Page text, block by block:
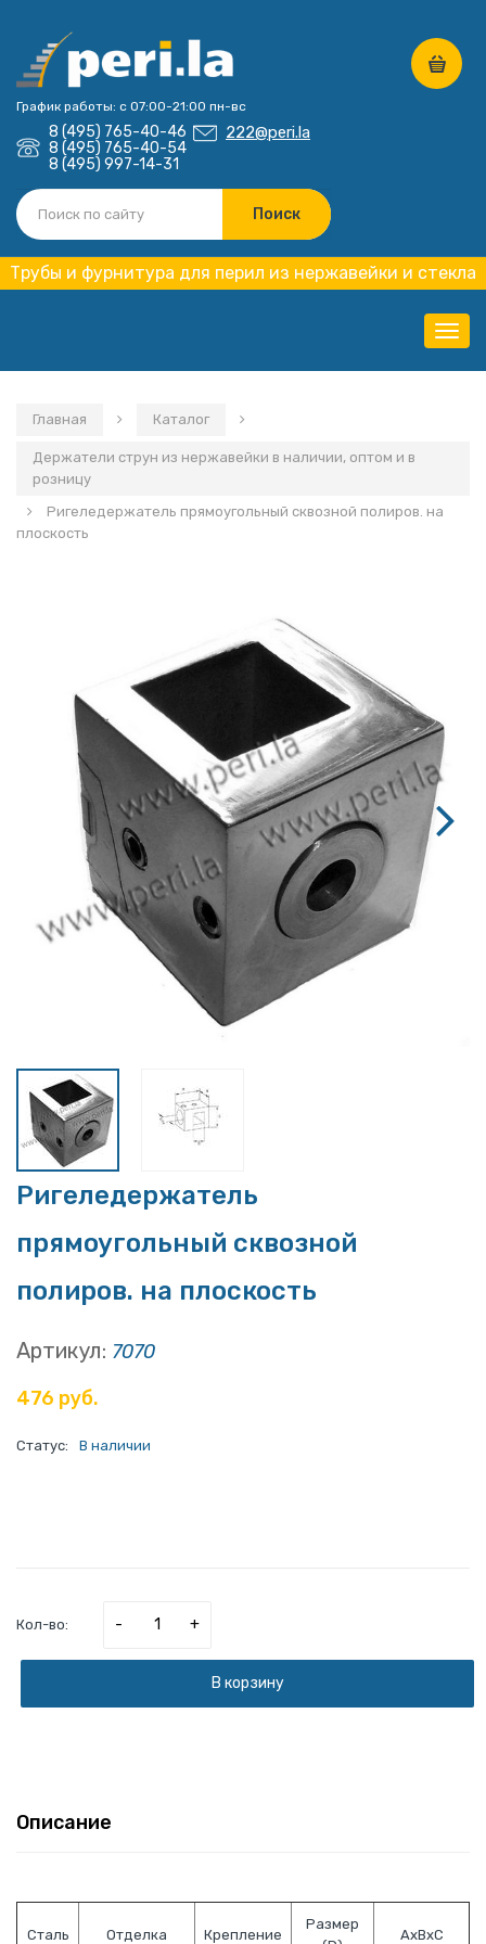
График работы: с 07:00-21:00 пн-вс
8 (495) 765-40-46
8 (495) 765-40-54
8 (495) 997-14-31
222@peri.la
Трубы и фурнитура для перил из нержавейки и стекла
Главная Каталог
Держатели струн из нержавейки в наличии, оптом и в
розницу
Ригеледержатель прямоугольный сквозной полиров. на
плоскость
Ригеледержатель
прямоугольный сквозной
полиров. на плоскость
Артикул: 7070
476 руб.
Статус: В наличии
Кол-во: - +
В корзину
Описание
Сталь Отделка Крепление
Размер
AxВxC